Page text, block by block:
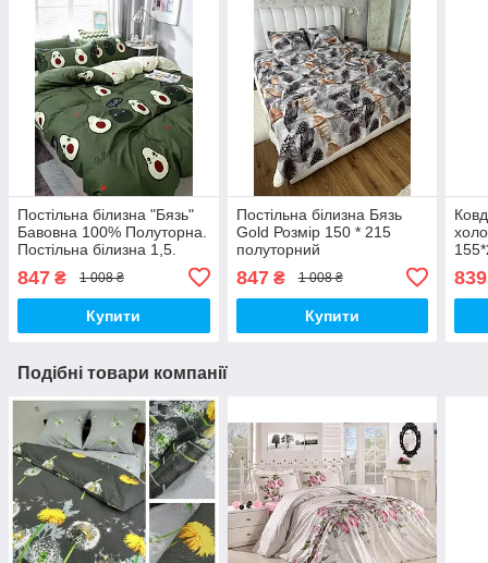
Постільна білизна "Бязь"
Бавовна 100% Полуторна.
Постільна білизна 1,5.
847 ₴ 1 008 ₴
Купити
Постільна білизна Бязь
Gold Розмір 150 * 215
полуторний
847₴ 1 008 ₴
Купити
839
Подібні товари компанії